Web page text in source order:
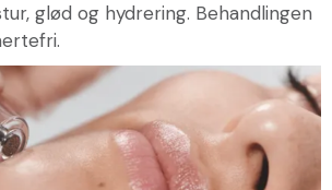
glød og hydrering. Behandlingen